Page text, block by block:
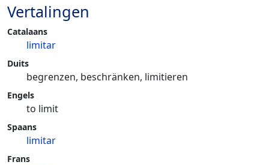
Vertalingen
Catalaans
limitar
Duits
begrenzen, beschränken, limitieren
Engels
to limit
Spaans
limitar
Frans